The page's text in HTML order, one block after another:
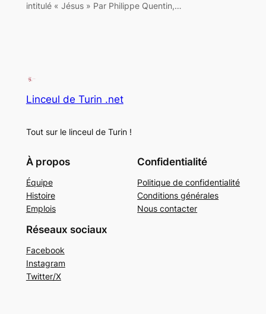
intitulé « Jésus » Par Philippe Quentin,…
Linceul de Turin .net
Tout sur le linceul de Turin !
À propos
Équipe
Histoire
Emplois
Confidentialité
Politique de confidentialité
Conditions générales
Nous contacter
Réseaux sociaux
Facebook
Instagram
Twitter/X